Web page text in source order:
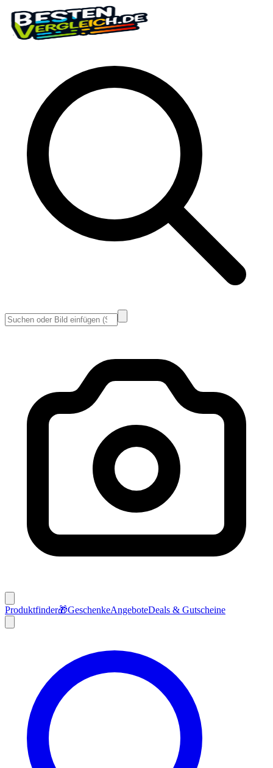
Produktfinder🎁GeschenkeAngeboteDeals & Gutscheine